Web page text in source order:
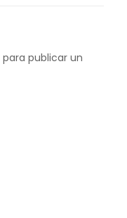
para publicar un